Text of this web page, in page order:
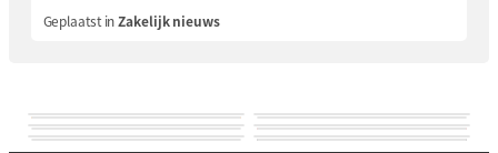
Geplaatst inZakelijk nieuws